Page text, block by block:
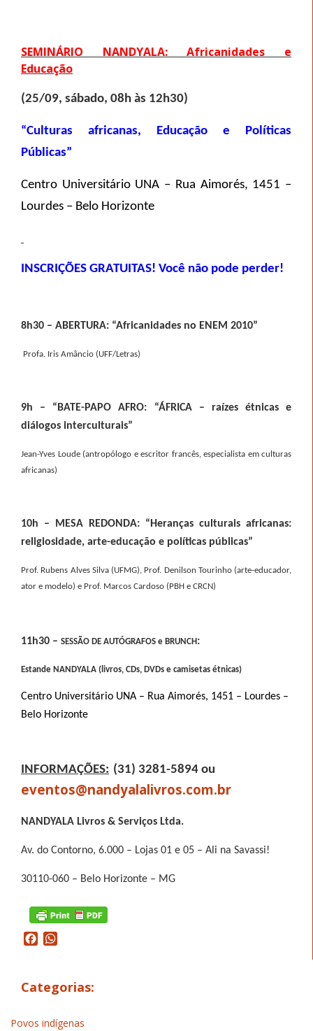
SEMINÁRIO NANDYALA: Africanidades e
Educação
(25/09, sábado, 08h às 12h30)
“Culturas africanas, Educação e Políticas
Públicas”
Centro Universitário UNA – Rua Aimorés, 1451 –
Lourdes – Belo Horizonte
INSCRIÇÕES GRATUITAS! Você não pode perder!
8h30 – ABERTURA: “Africanidades no ENEM 2010”
Profa. Iris Amâncio (UFF/Letras)
9h – “BATE-PAPO AFRO: “ÁFRICA – raízes étnicas e
diálogos interculturais”
Jean-Yves Loude (antropólogo e escritor francês, especialista em culturas
africanas)
10h – MESA REDONDA: “Heranças culturais africanas:
religiosidade, arte-educação e políticas públicas”
Prof. Rubens Alves Silva (UFMG), Prof. Denilson Tourinho (arte-educador,
ator e modelo) e Prof. Marcos Cardoso (PBH e CRCN)
11h30 – SESSÃO DE AUTÓGRAFOS e BRUNCH :
Estande NANDYALA (livros, CDs, DVDs e camisetas étnicas)
Centro Universitário UNA – Rua Aimorés, 1451 – Lourdes –
Belo Horizonte
INFORMAÇÕES: (31) 3281-5894 ou
eventos@nandyalalivros.com.br
NANDYALA Livros & Serviços Ltda.
Av. do Contorno, 6.000 – Lojas 01 e 05 – Ali na Savassi!
30110-060 – Belo Horizonte – MG
Facebook
Categorias:
Povos indígenas